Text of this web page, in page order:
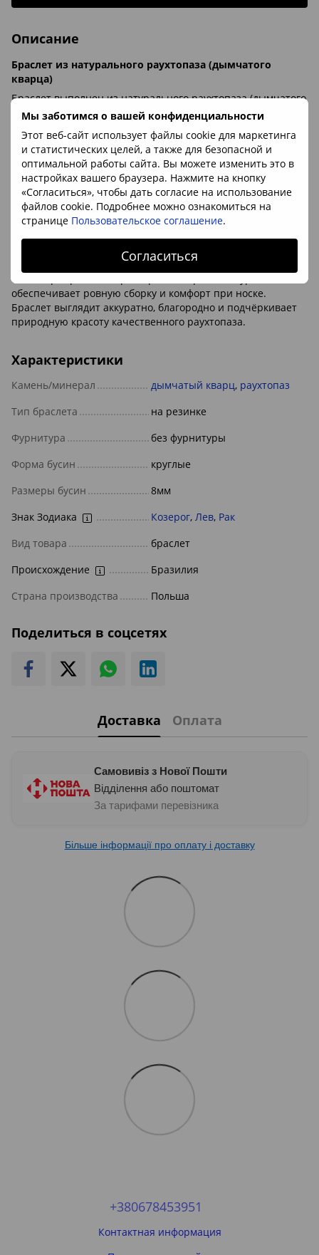
Мы заботимся о вашей конфиденциальности
Этот веб-сайт использует файлы cookie для маркетинга
и статистических целей, а также для безопасной и
оптимальной работы сайта. Вы можете изменить это в
настройках вашего браузера. Нажмите на кнопку
«Согласиться», чтобы дать согласие на использование
файлов cookie. Подробнее можно ознакомиться на
странице Пользовательское соглашение.
Согласиться
Описание
Браслет из натурального раухтопаза (дымчатого
кварца)
Браслет выполнен из натурального раухтопаза (дымчатого
кварца), бусины диаметром 8мм, собраны на прочной
Цвет камня — глубокий дымчато-коричневый с оттенками
от тёплого коньячного до насыщенного тёмно-
шоколадного. Бусины полупрозрачные, с естественной
глубиной и мягкими дымчатыми переливами; при
хорошем освещении заметна внутренняя игра света без
мутности и серости.
Качество обработки высокое: бусины идеально круглые,
выровнены по размеру и тону, поверхность тщательно
отполирована до гладкого глянцевого блеска. Отсутствуют
сколы, трещины и острые края, отверстия аккуратные, что
обеспечивает ровную сборку и комфорт при носке.
Браслет выглядит аккуратно, благородно и подчёркивает
природную красоту качественного раухтопаза.
Характеристики
Камень/минерал дымчатый кварц, раухтопаз
Тип браслета
на резинке
Фурнитура
без фурнитуры
Форма бусин
круглые
Размеры бусин
8мм
Знак Зодиака
Козерог, Лев, Рак
Вид товара
браслет
Происхождение
Бразилия
Страна производства
Польша
Поделиться в соцсетях
Доставка Оплата
Самовивіз з Нової Пошти
Відділення або поштомат
За тарифами перевізника
Більше інформації про оплату і доставку
+380678453951
Контактная информация